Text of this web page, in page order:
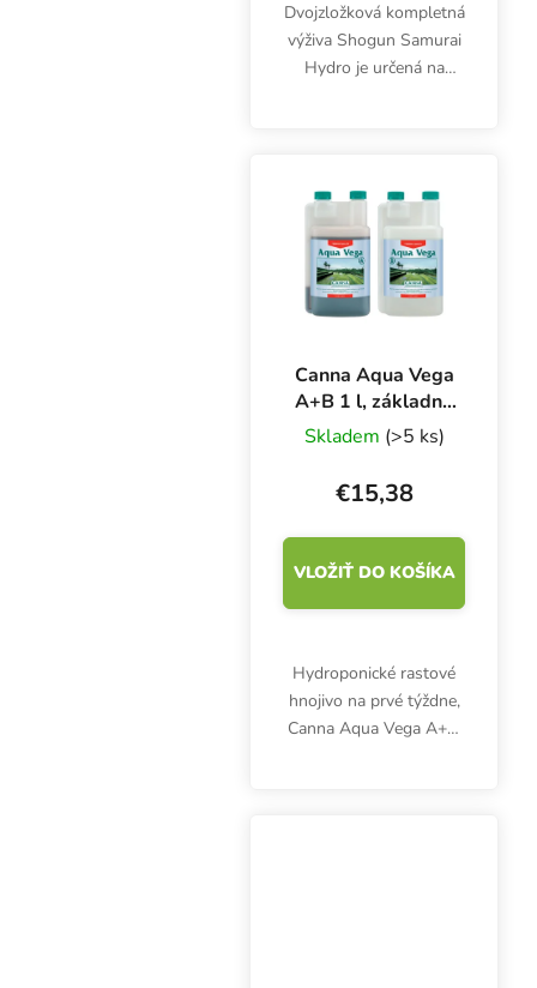
Dvojzložková kompletná
výživa Shogun Samurai
Hydro je určená na
úžasný vegetačný rast a
kvitnutie....
Canna Aqua Vega
A+B 1 l, základné
hnojivo pre rast
Skladem (>5 ks)
€15,38
VLOŽIŤ DO KOŠÍKA
Hydroponické rastové
hnojivo na prvé týždne,
Canna Aqua Vega A+B,